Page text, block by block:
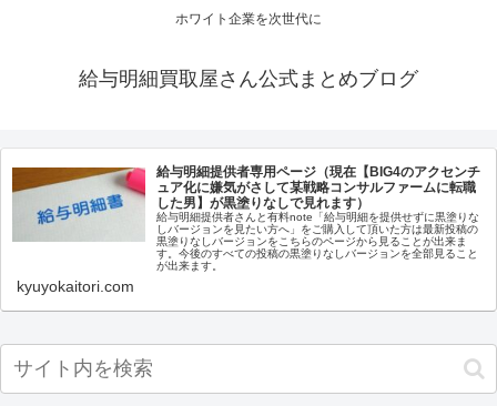
ホワイト企業を次世代に
給与明細買取屋さん公式まとめブログ
給与明細提供者専用ページ（現在【BIG4のアクセンチ
ュア化に嫌気がさして某戦略コンサルファームに転職
した男】が黒塗りなしで見れます）
給与明細提供者さんと有料note「給与明細を提供せずに黒塗りな
しバージョンを見たい方へ」をご購入して頂いた方は最新投稿の
黒塗りなしバージョンをこちらのページから見ることが出来ま
す。今後のすべての投稿の黒塗りなしバージョンを全部見ること
が出来ます。
kyuyokaitori.com